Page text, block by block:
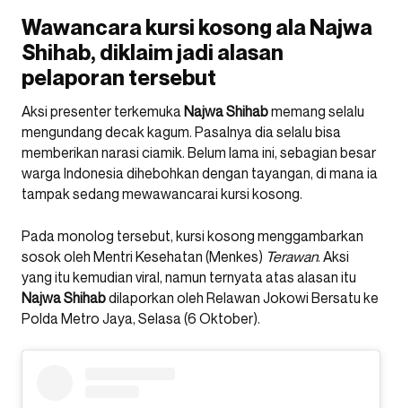
Wawancara kursi kosong ala Najwa
Shihab, diklaim jadi alasan
pelaporan tersebut
Aksi presenter terkemuka NajwaShihabmemang selalu
mengundang decak kagum. Pasalnya dia selalu bisa
memberikan narasi ciamik. Belum lama ini, sebagian besar
warga Indonesia dihebohkan dengan tayangan, di mana ia
tampak sedang mewawancarai kursi kosong.
Pada monolog tersebut, kursi kosong menggambarkan
sosok oleh Mentri Kesehatan (Menkes) Terawan. Aksi
yang itu kemudian viral, namun ternyata atas alasan itu
NajwaShihabdilaporkan oleh Relawan Jokowi Bersatu ke
Polda Metro Jaya, Selasa (6 Oktober).